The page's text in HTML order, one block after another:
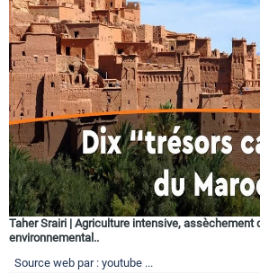
Taher Srairi | Agriculture intensive, assèchement
environnemental..
Source web par : youtube ...